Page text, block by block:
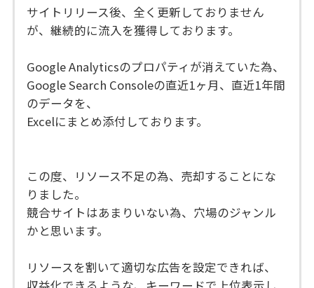
サイトリリース後、全く更新しておりません
が、継続的に流入を獲得しております。
Google Analyticsのプロパティが消えていた為、
Google Search Consoleの直近1ヶ月、直近1年間
のデータを、
Excelにまとめ添付しております。
この度、リソース不足の為、売却することにな
りました。
競合サイトはあまりいない為、穴場のジャンル
かと思います。
リソースを割いて適切な広告を設定できれば、